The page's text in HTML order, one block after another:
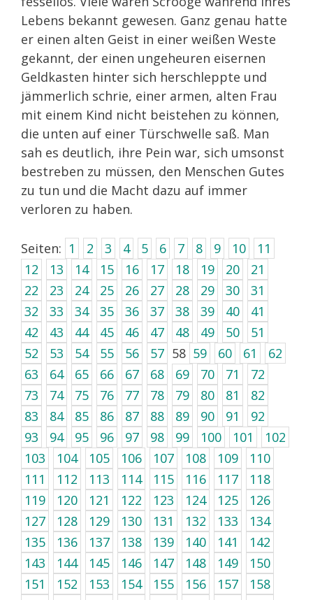
Lebens bekannt gewesen. Ganz genau hatte
er einen alten Geist in einer weißen Weste
gekannt, der einen ungeheuren eisernen
Geldkasten hinter sich herschleppte und
jämmerlich schrie, einer armen, alten Frau
mit einem Kind nicht beistehen zu können,
die unten auf einer Türschwelle saß. Man
sah es deutlich, ihre Pein war, sich umsonst
bestreben zu müssen, den Menschen Gutes
zu tun und die Macht dazu auf immer
verloren zu haben.
Seiten: 1 2 3 4 5 6 7 8 9 10
11
12
13 14 15 16 17 18 19 20
21
22
23 24 25 26 27 28 29 30
31
32
33 34 35 36 37 38 39 40
41
42
43 44 45 46 47 48 49 50
51
52
53 54 55 56 57 58 59 60 61
62
63
64 65 66 67 68 69 70 71
72
73
74 75 76 77 78 79 80 81
82
83
84 85 86 87 88 89 90 91
92
93
94 95 96 97 98 99 100 101
102
103
104 105 106 107 108 109
110
111
112 113 114 115 116 117
118
119
120 121 122 123 124 125
126
127
128 129 130 131 132 133
134
135
136 137 138 139 140 141
142
143
144 145 146 147 148 149
150
151
152 153 154 155 156 157
158